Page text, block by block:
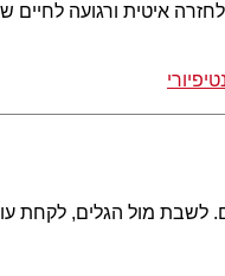
איטית ורגועה לחיים
לשבת מול הגלים, לקחת